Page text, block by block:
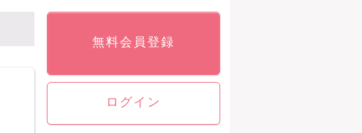
無料会員登録
ログイン